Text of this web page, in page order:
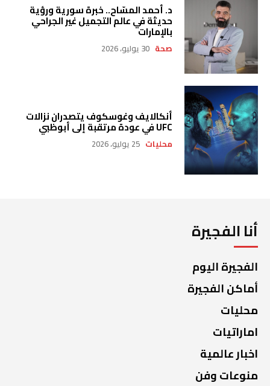
د. أحمد المسّاح.. خبرة سورية ورؤية
حديثة في عالم التجميل غير الجراحي
بالإمارات
صحة 30 يوليو، 2026
أنكالايف وغوسكوف يتصدران نزالات
UFC في عودة مرتقبة إلى أبوظبي
محليات 25 يوليو، 2026
أنا الفجيرة
الفجيرة اليوم
أماكن الفجيرة
محليات
اماراتيات
اخبار عالمية
منوعات وفن